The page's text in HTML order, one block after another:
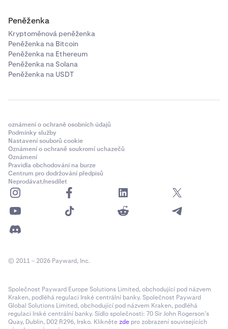
Peněženka
Kryptoměnová peněženka
Peněženka na Bitcoin
Peněženka na Ethereum
Peněženka na Solana
Peněženka na USDT
oznámení o ochraně osobních údajů
Podmínky služby
Nastavení souborů cookie
Oznámení o ochraně soukromí uchazečů
Oznámení
Pravidla obchodování na burze
Centrum pro dodržování předpisů
Neprodávat/nesdílet
© 2011 – 2026 Payward, Inc.
Společnost Payward Europe Solutions Limited, obchodující pod názvem
Kraken, podléhá regulaci Irské centrální banky. Společnost Payward
Global Solutions Limited, obchodující pod názvem Kraken, podléhá
regulaci Irské centrální banky. Sídlo společnosti: 70 Sir John Rogerson’s
Quay, Dublin, D02 R296, Irsko. Kliknětezde pro zobrazení souvisejících